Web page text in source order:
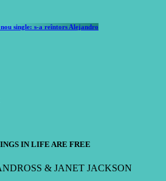
single: s-a reîntors Alejandro
IN LIFE ARE FREE
& JANET JACKSON